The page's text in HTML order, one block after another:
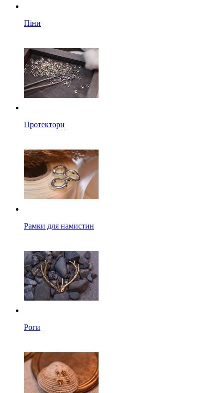
Піни
Протектори
Рамки для намистин
Роги